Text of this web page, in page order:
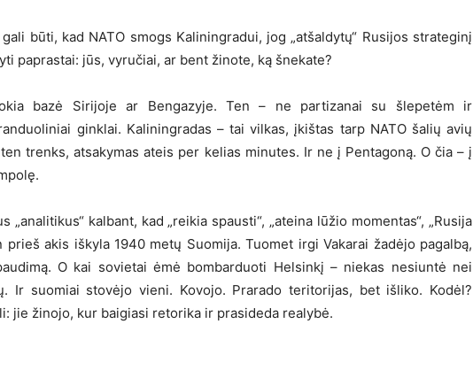
būti, kad NATO smogs Kaliningradui, jog „atšaldytų“ Rusijos strateginį
paprastai: jūs, vyručiai, ar bent žinote, ką šnekate?
bazė Sirijoje ar Bengazyje. Ten – ne partizanai su šlepetėm ir
ginklai. Kaliningradas – tai vilkas, įkištas tarp NATO šalių avių
trenks, atsakymas ateis per kelias minutes. Ir ne į Pentagoną. O čia – į
„analitikus“ kalbant, kad „reikia spausti“, „ateina lūžio momentas“, „Rusija
prieš akis iškyla 1940 metų Suomija. Tuomet irgi Vakarai žadėjo pagalbą,
O kai sovietai ėmė bombarduoti Helsinkį – niekas nesiuntė nei
Ir suomiai stovėjo vieni. Kovojo. Prarado teritorijas, bet išliko. Kodėl?
jie žinojo, kur baigiasi retorika ir prasideda realybė.